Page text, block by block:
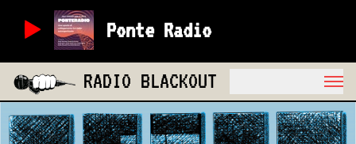
Ponte Radio
RADIO BLACKOUT